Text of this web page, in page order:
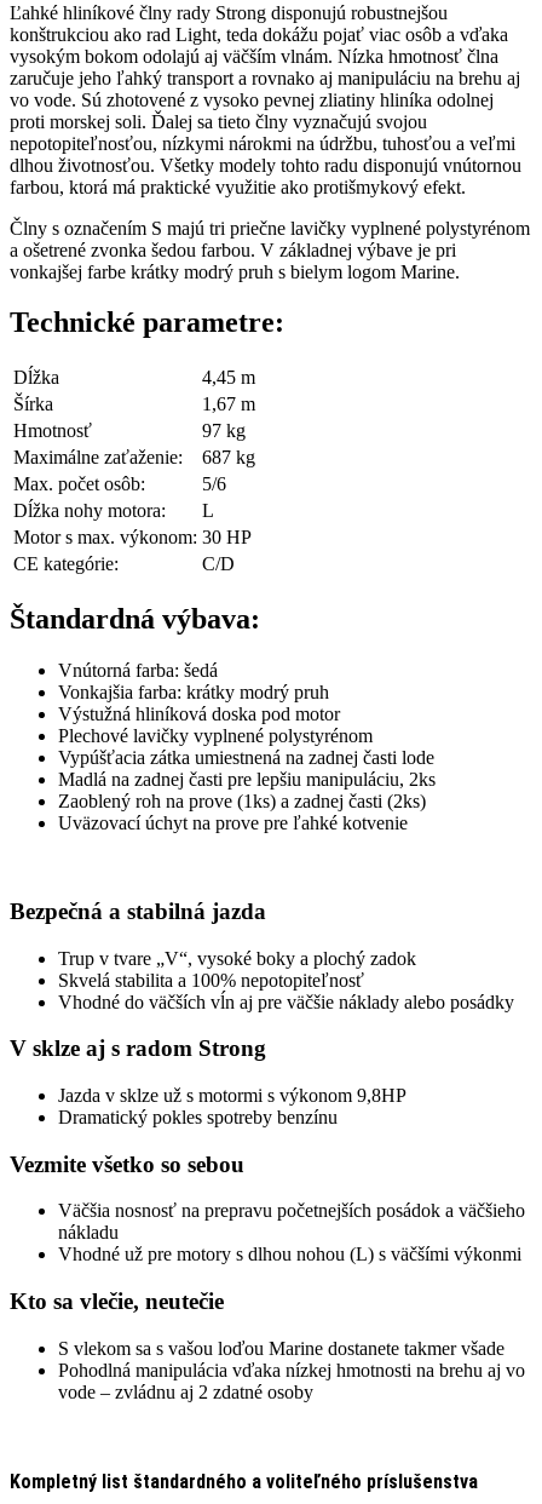
Ľahké hliníkové člny rady Strong disponujú robustnejšou
konštrukciou ako rad Light, teda dokážu pojať viac osôb a vďaka
vysokým bokom odolajú aj väčším vlnám. Nízka hmotnosť člna
zaručuje jeho ľahký transport a rovnako aj manipuláciu na brehu aj
vo vode. Sú zhotovené z vysoko pevnej zliatiny hliníka odolnej
proti morskej soli. Ďalej sa tieto člny vyznačujú svojou
nepotopiteľnosťou, nízkymi nárokmi na údržbu, tuhosťou a veľmi
dlhou životnosťou. Všetky modely tohto radu disponujú vnútornou
farbou, ktorá má praktické využitie ako protišmykový efekt.
Člny s označením S majú tri priečne lavičky vyplnené polystyrénom
a ošetrené zvonka šedou farbou. V základnej výbave je pri
vonkajšej farbe krátky modrý pruh s bielym logom Marine.
Technické parametre:
Dĺžka
4,45 m
Šírka
1,67 m
Hmotnosť
97 kg
Maximálne zaťaženie:
687 kg
Max. počet osôb:
5/6
Dĺžka nohy motora:
L
Motor s max. výkonom: 30 HP
CE kategórie:
C/D
Štandardná výbava:
Vnútorná farba: šedá
Vonkajšia farba: krátky modrý pruh
Výstužná hliníková doska pod motor
Plechové lavičky vyplnené polystyrénom
Vypúšťacia zátka umiestnená na zadnej časti lode
Madlá na zadnej časti pre lepšiu manipuláciu, 2ks
Zaoblený roh na prove (1ks) a zadnej časti (2ks)
Uväzovací úchyt na prove pre ľahké kotvenie
Bezpečná a stabilná jazda
Trup v tvare „V“, vysoké boky a plochý zadok
Skvelá stabilita a 100% nepotopiteľnosť
Vhodné do väčších vĺn aj pre väčšie náklady alebo posádky
V sklze aj s radom Strong
Jazda v sklze už s motormi s výkonom 9,8HP
Dramatický pokles spotreby benzínu
Vezmite všetko so sebou
Väčšia nosnosť na prepravu početnejších posádok a väčšieho
nákladu
Vhodné už pre motory s dlhou nohou (L) s väčšími výkonmi
Kto sa vlečie, neutečie
S vlekom sa s vašou loďou Marine dostanete takmer všade
Pohodlná manipulácia vďaka nízkej hmotnosti na brehu aj vo
vode – zvládnu aj 2 zdatné osoby
Kompletný list štandardného a voliteľného príslušenstva